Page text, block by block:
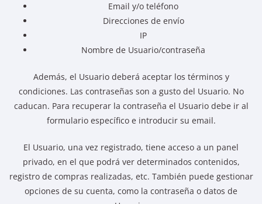
Email y/o teléfono
Direcciones de envío
IP
Nombre de Usuario/contraseña
Además, el Usuario deberá aceptar los términos y
condiciones. Las contraseñas son a gusto del Usuario. No
caducan. Para recuperar la contraseña el Usuario debe ir al
formulario específico e introducir su email.
El Usuario, una vez registrado, tiene acceso a un panel
privado, en el que podrá ver determinados contenidos,
registro de compras realizadas, etc. También puede gestionar
opciones de su cuenta, como la contraseña o datos de